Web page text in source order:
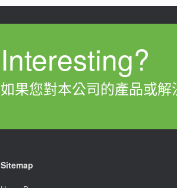
Interesting?
如果您對本公司的產品或解
Sitemap